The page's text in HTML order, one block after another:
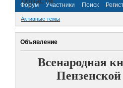
Форум Участники Поиск
Активные темы
Объявление
Всенародная
Пензенской